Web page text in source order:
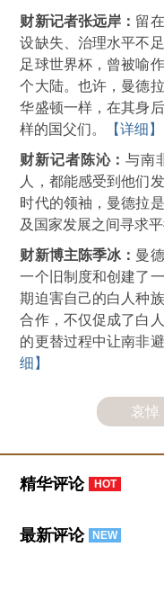
财新记者张远岸： 留
设缺失、治理水平不
足球世界杯，曾被喻
个大陆。也许，曼德
华盛顿一样，在其身
样的国父们。
【详细】
财新记者陈沁：与南
人，都能感受到他们
时代的领袖，曼德拉
及国家发展之间寻求平
财新博主陈季冰： 曼
一个旧制度和创建了
期迫害自己的白人种
合作，不仅促成了白
的更替过程中让南非
细】
哀悼
精华评论 HOT
最新评论 NEW